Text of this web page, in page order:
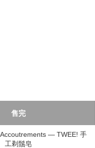
售完
— TWEE! 手
工剃鬚皂